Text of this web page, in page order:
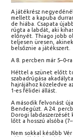
A játékrész
mellett a kapuba
de hiába. Csapata
rúgta a labdát, aki
előnyét. Thiago jobb
teljesen üresen,
belsőznie a játékszert.
A 8. percben már 5–0-
Héttel a szünet előtt
szabadrúgása
hajrájához közeledve
1-es félidei állást.
A második felvonást
Bendegúzt. A 24.
Dorogi labdaszerzését
lőtt a hosszú alsóba
Nem sokkal később